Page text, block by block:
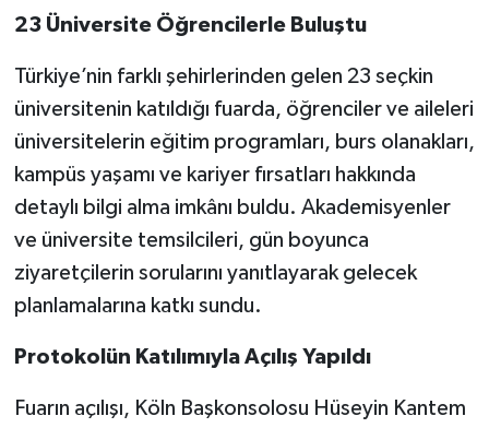
23 Üniversite Öğrencilerle Buluştu
Türkiye’nin farklı şehirlerinden gelen 23 seçkin
üniversitenin katıldığı fuarda, öğrenciler ve aileleri
üniversitelerin eğitim programları, burs olanakları,
kampüs yaşamı ve kariyer fırsatları hakkında
detaylı bilgi alma imkânı buldu. Akademisyenler
ve üniversite temsilcileri, gün boyunca
ziyaretçilerin sorularını yanıtlayarak gelecek
planlamalarına katkı sundu.
Protokolün Katılımıyla Açılış Yapıldı
Fuarın açılışı, Köln Başkonsolosu Hüseyin Kantem